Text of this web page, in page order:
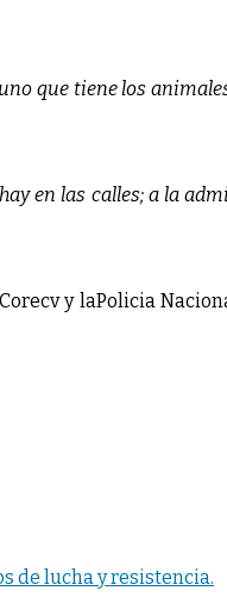
que tiene los
en las calles; a la
y laPolicia
de lucha y resistencia.